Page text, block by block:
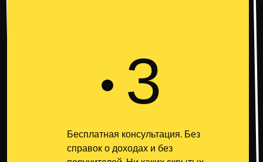
3
Бесплатная консультация. Без
справок о доходах и без